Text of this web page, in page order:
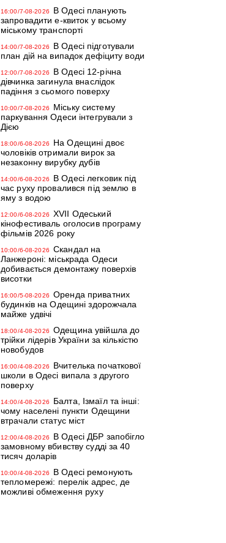
16:00/7-08-2026
В Одесі планують
запровадити е-квиток у всьому
міському транспорті
14:00/7-08-2026
В Одесі підготували
план дій на випадок дефіциту води
12:00/7-08-2026
В Одесі 12-річна
дівчинка загинула внаслідок
падіння з сьомого поверху
10:00/7-08-2026
Міську систему
паркування Одеси інтегрували з
Дією
18:00/6-08-2026
На Одещині двоє
чоловіків отримали вирок за
незаконну вирубку дубів
14:00/6-08-2026
В Одесі легковик під
час руху провалився під землю в
яму з водою
12:00/6-08-2026
XVII Одеський
кінофестиваль оголосив програму
фільмів 2026 року
10:00/6-08-2026
Скандал на
Ланжероні: міськрада Одеси
добивається демонтажу поверхів
висотки
16:00/5-08-2026
Оренда приватних
будинків на Одещині здорожчала
майже удвічі
18:00/4-08-2026
Одещина увійшла до
трійки лідерів України за кількістю
новобудов
16:00/4-08-2026
Вчителька початкової
школи в Одесі випала з другого
поверху
14:00/4-08-2026
Балта, Ізмаїл та інші:
чому населені пункти Одещини
втрачали статус міст
12:00/4-08-2026
В Одесі ДБР запобігло
замовному вбивству судді за 40
тисяч доларів
10:00/4-08-2026
В Одесі ремонують
тепломережі: перелік адрес, де
можливі обмеження руху